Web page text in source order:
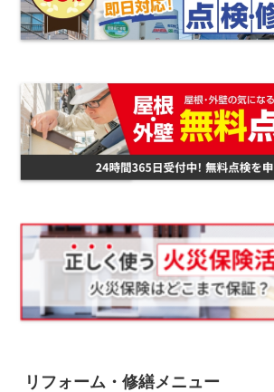
リフォーム・修繕メニュー